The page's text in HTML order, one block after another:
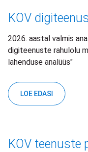
KOV
2026. aastal valmis
digiteenuste rahulolu
lahenduse analüüs"
LOE EDASI
KOV teenuste